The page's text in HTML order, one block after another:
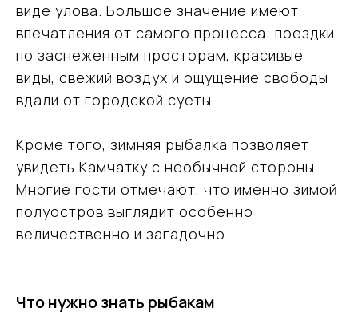
виде улова. Большое значение имеют
впечатления от самого процесса: поездки
по заснеженным просторам, красивые
виды, свежий воздух и ощущение свободы
вдали от городской суеты.
Кроме того, зимняя рыбалка позволяет
увидеть Камчатку с необычной стороны.
Многие гости отмечают, что именно зимой
полуостров выглядит особенно
величественно и загадочно.
Что нужно знать рыбакам
Подобрать
тур
Оставьте свои данные, мы свяжемся с вами